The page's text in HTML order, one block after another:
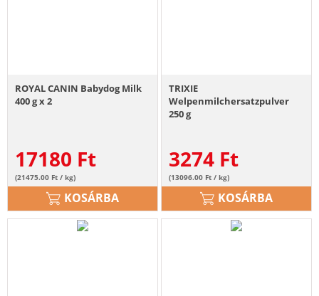
ROYAL CANIN Babydog Milk
400 g x 2
17180 Ft
(21475.00 Ft / kg)
KOSÁRBA
TRIXIE
Welpenmilchersatzpulver
250 g
3274 Ft
(13096.00 Ft / kg)
KOSÁRBA